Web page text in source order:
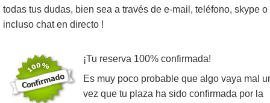
todas tus dudas, bien sea a través de e-mail, teléfono, skype o
incluso chat en directo !
¡Tu reserva 100% confirmada!
Es muy poco probable que algo vaya mal
vez que tu plaza ha sido confirmada por la